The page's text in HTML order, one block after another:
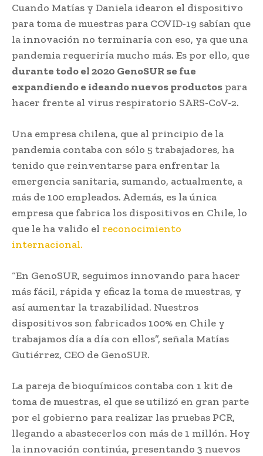
Cuando Matías y Daniela idearon el dispositivo
para toma de muestras para COVID-19 sabían que
la innovación no terminaría con eso, ya que una
pandemia requeriría mucho más. Es por ello, que
durante todo el 2020 GenoSUR se fue
expandiendo e ideando nuevos productos para
hacer frente al virus respiratorio SARS-CoV-2.
Una empresa chilena, que al principio de la
pandemia contaba con sólo 5 trabajadores, ha
tenido que reinventarse para enfrentar la
emergencia sanitaria, sumando, actualmente, a
más de 100 empleados. Además, es la única
empresa que fabrica los dispositivos en Chile, lo
que le ha valido el reconocimiento
internacional.
“En GenoSUR, seguimos innovando para hacer
más fácil, rápida y eficaz la toma de muestras, y
así aumentar la trazabilidad. Nuestros
dispositivos son fabricados 100% en Chile y
trabajamos día a día con ellos”, señala Matías
Gutiérrez, CEO de GenoSUR.
La pareja de bioquímicos contaba con 1 kit de
toma de muestras, el que se utilizó en gran parte
por el gobierno para realizar las pruebas PCR,
llegando a abastecerlos con más de 1 millón. Hoy
la innovación continúa, presentando 3 nuevos